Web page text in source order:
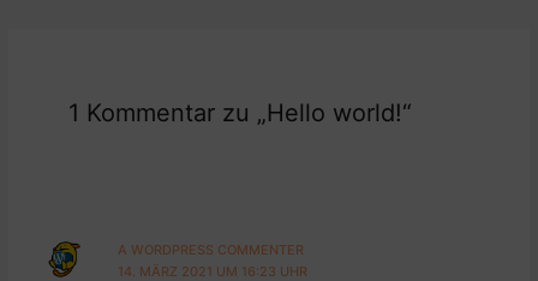
1 Kommentar zu „Hello world!“
A WORDPRESS COMMENTER
14. MÄRZ 2021 UM 16:23 UHR